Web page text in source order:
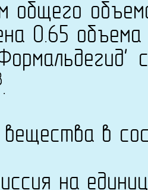
общего
0.65
.
вещества в
на